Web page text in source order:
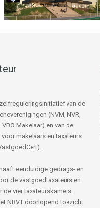
van de
(NVM, NVR,
VBO Makelaar) en van de
makelaars en taxateurs
eenduidige gedrags- en
de vastgoedtaxateurs en
de vier taxateurskamers.
NRVT doorlopend toezicht